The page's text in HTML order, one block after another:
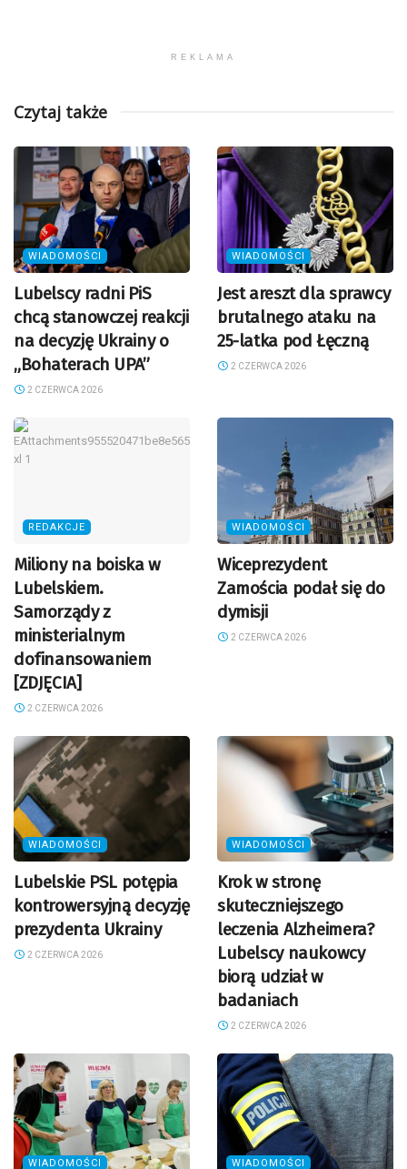
REKLAMA
Czytaj także
WIADOMOŚCI
Lubelscy radni PiS
chcą stanowczej reakcji
na decyzję Ukrainy o
„Bohaterach UPA”
2 CZERWCA 2026
WIADOMOŚCI
Jest areszt dla sprawcy
brutalnego ataku na
25-latka pod Łęczną
2 CZERWCA 2026
REDAKCJE
Miliony na boiska w
Lubelskiem.
Samorządy z
ministerialnym
dofinansowaniem
[ZDJĘCIA]
2 CZERWCA 2026
WIADOMOŚCI
Wiceprezydent
Zamościa podał się do
dymisji
2 CZERWCA 2026
WIADOMOŚCI
Lubelskie PSL potępia
kontrowersyjną decyzję
prezydenta Ukrainy
2 CZERWCA 2026
WIADOMOŚCI
Krok w stronę
skuteczniejszego
leczenia Alzheimera?
Lubelscy naukowcy
biorą udział w
badaniach
2 CZERWCA 2026
WIADOMOŚCI WIADOMOŚCI